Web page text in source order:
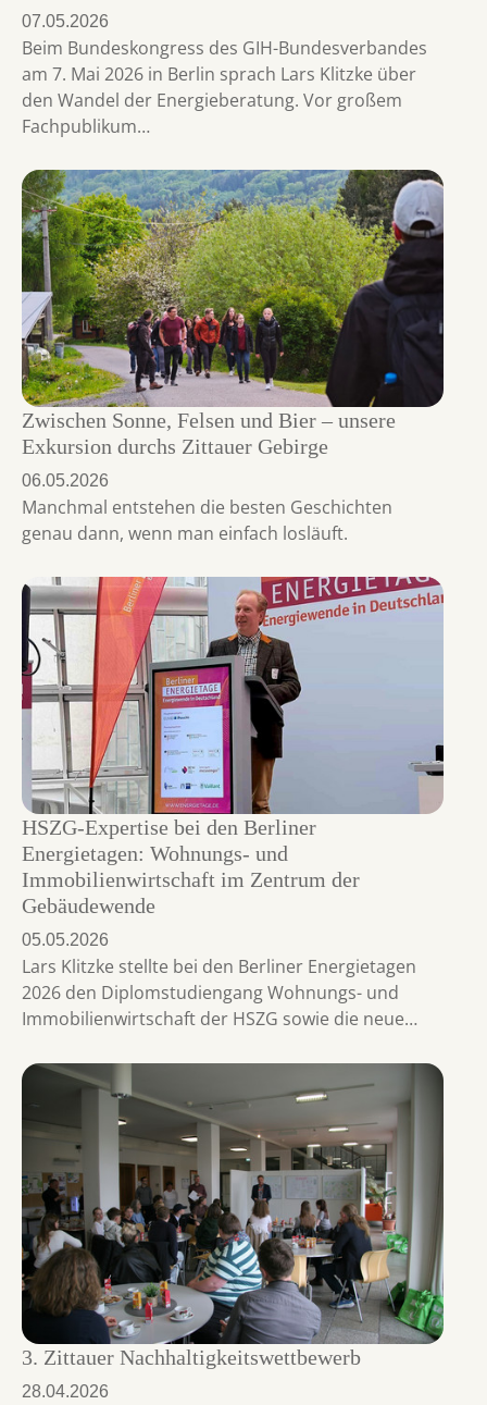
07.05.2026
Beim Bundeskongress des GIH-Bundesverbandes
am 7. Mai 2026 in Berlin sprach Lars Klitzke über
den Wandel der Energieberatung. Vor großem
Fachpublikum…
Zwischen Sonne, Felsen und Bier – unsere
Exkursion durchs Zittauer Gebirge
06.05.2026
Manchmal entstehen die besten Geschichten
genau dann, wenn man einfach losläuft.
HSZG-Expertise bei den Berliner
Energietagen: Wohnungs- und
Immobilienwirtschaft im Zentrum der
Gebäudewende
05.05.2026
Lars Klitzke stellte bei den Berliner Energietagen
2026 den Diplomstudiengang Wohnungs- und
Immobilienwirtschaft der HSZG sowie die neue…
3. Zittauer Nachhaltigkeitswettbewerb
28.04.2026